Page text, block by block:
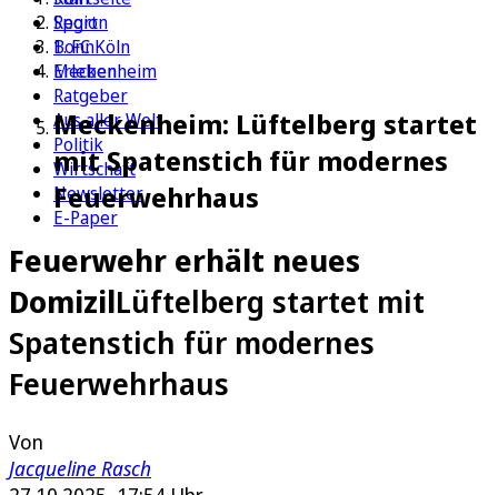
Sport
1. FC Köln
Erleben
Ratgeber
Aus aller Welt
Politik
Wirtschaft
Newsletter
E-Paper
Region
Bonn
Meckenheim
Meckenheim: Lüftelberg startet
mit Spatenstich für modernes
Feuerwehrhaus
Feuerwehr erhält neues
DomizilLüftelberg startet mit
Spatenstich für modernes
Feuerwehrhaus
Von
Jacqueline Rasch